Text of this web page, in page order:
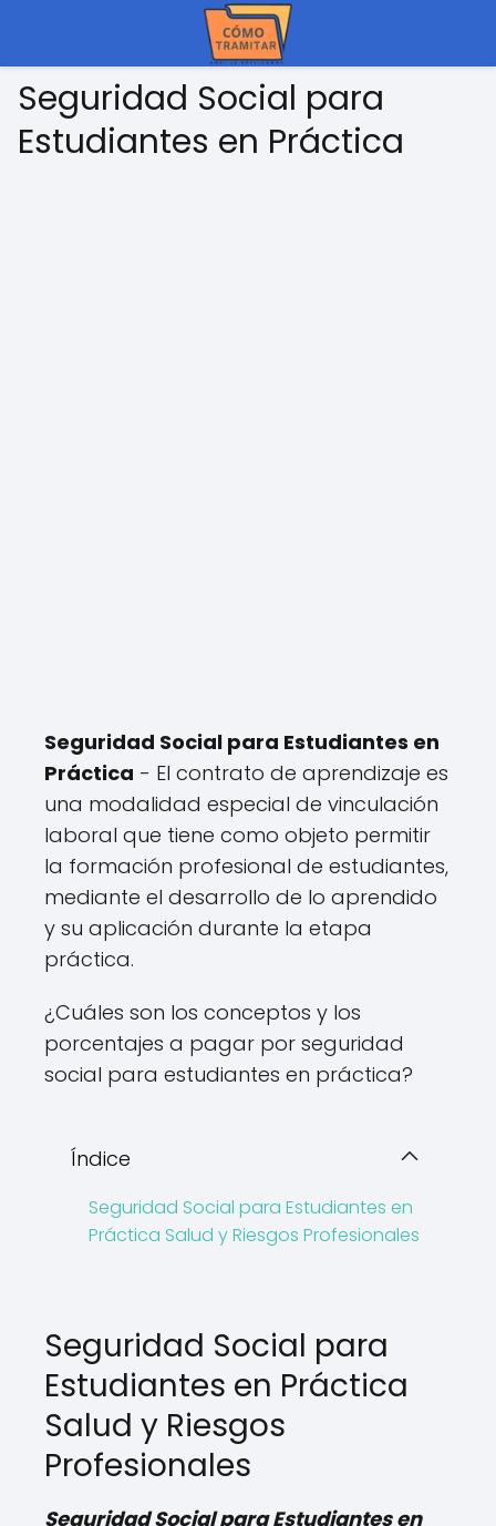
Seguridad Social para
Estudiantes en Práctica
Seguridad Social para Estudiantes en
Práctica - El contrato de aprendizaje es
una modalidad especial de vinculación
laboral que tiene como objeto permitir
la formación profesional de estudiantes,
mediante el desarrollo de lo aprendido
y su aplicación durante la etapa
práctica.
¿Cuáles son los conceptos y los
porcentajes a pagar por seguridad
social para estudiantes en práctica?
Índice
Seguridad Social para Estudiantes en
Práctica Salud y Riesgos Profesionales
Seguridad Social para
Estudiantes en Práctica
Salud y Riesgos
Profesionales
Seguridad Social para Estudiantes en